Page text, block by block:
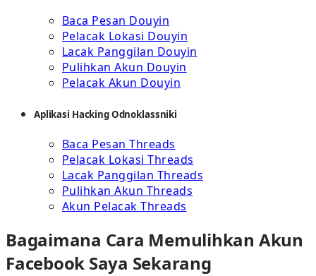
Baca Pesan Douyin
Pelacak Lokasi Douyin
Lacak Panggilan Douyin
Pulihkan Akun Douyin
Pelacak Akun Douyin
Aplikasi Hacking Odnoklassniki
Baca Pesan Threads
Pelacak Lokasi Threads
Lacak Panggilan Threads
Pulihkan Akun Threads
Akun Pelacak Threads
Bagaimana Cara Memulihkan Akun
Facebook Saya Sekarang